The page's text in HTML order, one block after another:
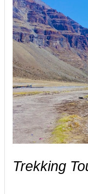
Trekking